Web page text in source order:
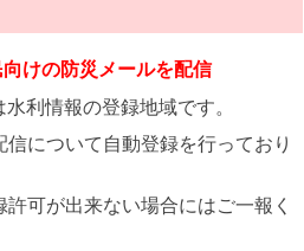
けの防災メールを配信
水利情報の登録地域です。
について自動登録を行っており
可が出来ない場合にはご一報く